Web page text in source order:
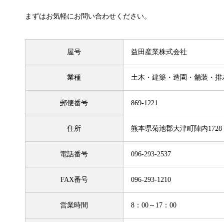
まずはお気軽にお問い合わせください。
屋号 益田産業株式会社
業種 土木・建築・造園・舗装・排
郵便番号 869-1221
住所 熊本県菊池郡大津町陣内1728
電話番号 096-293-2537
FAX番号 096-293-1210
営業時間 8：00～17：00